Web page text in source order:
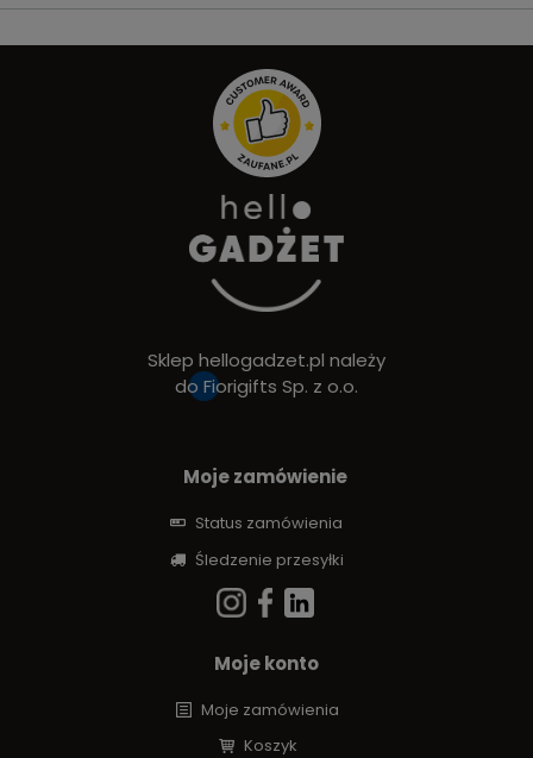
Sklep hellogadzet.pl należy
do Fiorigifts Sp. z o.o.
Moje zamówienie
Status zamówienia
Śledzenie przesyłki
Moje konto
Moje zamówienia
Koszyk